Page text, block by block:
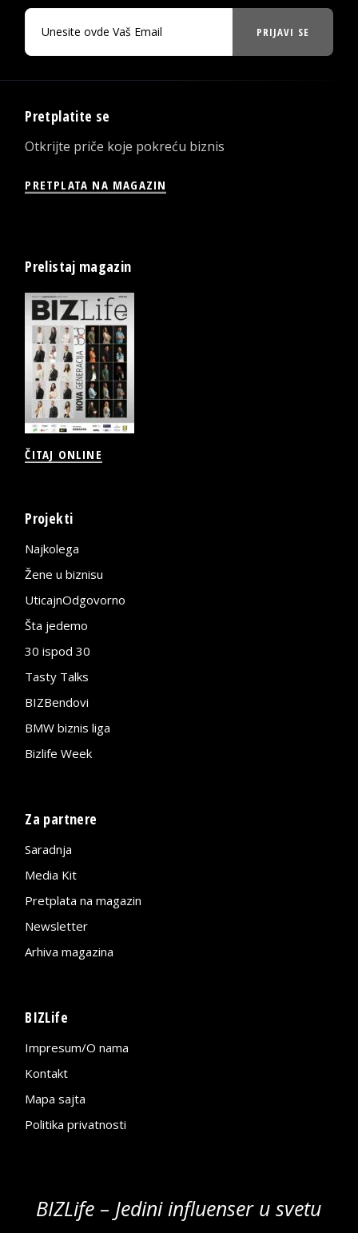
PRIJAVI SE
Pretplatite se
Otkrijte priče koje pokreću biznis
PRETPLATA NA MAGAZIN
Prelistaj magazin
ČITAJ ONLINE
Projekti
Najkolega
Žene u biznisu
UticajnOdgovorno
Šta jedemo
30 ispod 30
Tasty Talks
BIZBendovi
BMW biznis liga
Bizlife Week
Za partnere
Saradnja
Media Kit
Pretplata na magazin
Newsletter
Arhiva magazina
BIZLife
Impresum/O nama
Kontakt
Mapa sajta
Politika privatnosti
BIZLife – Jedini influenser u svetu